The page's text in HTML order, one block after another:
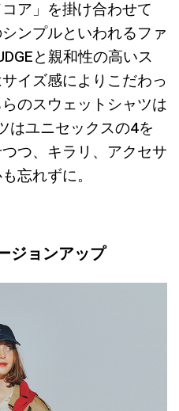
ア」を掛け合わせて
ンプルといわれるファ
と親和性の高いス
イズ感によりこだわっ
のスウェットシャツは
はユニセックスの4を
つ、キラリ、アクセサ
忘れずに。
ジョンアップ